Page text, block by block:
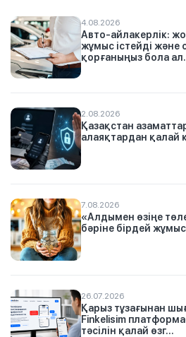
4.08.2026
Авто-айлакерлік:
жұмыс істейді және
қорғаныңыз бола
2.08.2026
Қазақстан
алаяқтардан қалай
7.08.2026
«Алдымен өзіңе
бәріне бірдей
26.07.2026
Қарыз тұзағынан
Finkelisim
тәсілін қалай өзг...